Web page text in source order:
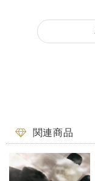
関連商品